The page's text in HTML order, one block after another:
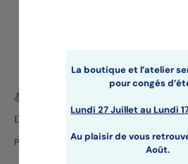
Des pâtisseries étoilées
Par un Chef Pâtissier renommé
La boutique et l’atelier
pour congés
Lundi 27 Juillet au Lundi
Au plaisir de vous
Août.